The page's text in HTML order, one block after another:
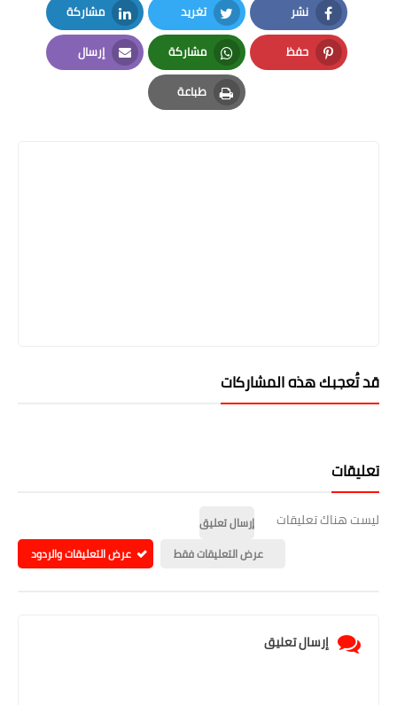
نشر
Facebook
تغريد
Twitter
مشاركة
LinkedIn
حفظ
Pinterest
مشاركة
Whatsapp
إرسال
Email
طباعة
Print
قد تُعجبك هذه المشاركات
تعليقات
ليست هناك تعليقات
إرسال تعليق
عرض التعليقات فقط
عرض التعليقات والردود
إرسال تعليق